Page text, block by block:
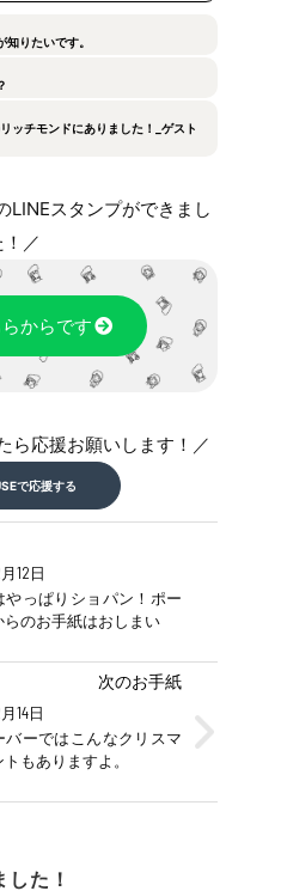
りたいです。
ッチモンドにありました！_ゲスト
LINEスタンプができまし
！／
からです
ら応援お願いします！／
12日
やっぱりショパン！ポー
らのお手紙はおしまい
次のお手紙
14日
バーではこんなクリスマ
もありますよ。
た！